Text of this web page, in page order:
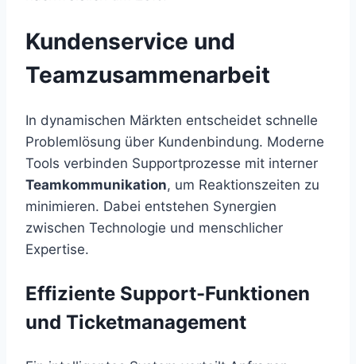
Kundenservice und
Teamzusammenarbeit
In dynamischen Märkten entscheidet schnelle
Problemlösung über Kundenbindung. Moderne
Tools verbinden Supportprozesse mit interner
Teamkommunikation, um Reaktionszeiten zu
minimieren. Dabei entstehen Synergien
zwischen Technologie und menschlicher
Expertise.
Effiziente Support-Funktionen
und Ticketmanagement